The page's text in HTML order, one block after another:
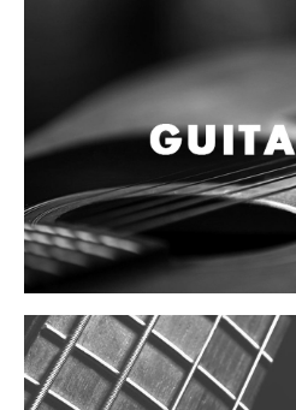
Redoblantes
Tambores
Multi-tenores
Bombos
Platillos
Baquetas, mazos y bolillos
Liras
Guiros